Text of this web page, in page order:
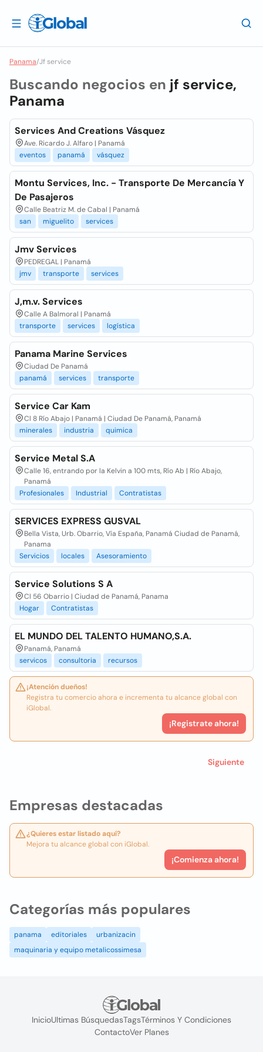
Panama/Jf service
Empresas destacadas
¿Quieres estar listado aquí?
Mejora tu alcance global con iGlobal.
¡Comienza ahora!
Buscando negocios en jf service,
Panama
Services And Creations Vásquez
Ave. Ricardo J. Alfaro | Panamá
eventos
panamá vásquez
Montu Services, Inc. - Transporte De Mercancía Y
De Pasajeros
Calle Beatriz M. de Cabal | Panamá
san
miguelito services
Jmv Services
PEDREGAL | Panamá
jmv
transporte services
J,m.v. Services
Calle A Balmoral | Panamá
transporte
services logística
Panama Marine Services
Ciudad De Panamá
panamá
services transporte
Service Car Kam
Cl 8 Río Abajo | Panamá | Ciudad De Panamá, Panamá
minerales
industria quimica
Service Metal S.A
Calle 16, entrando por la Kelvin a 100 mts, Río Ab | Río Abajo,
Panamá
Profesionales
Industrial Contratistas
SERVICES EXPRESS GUSVAL
Bella Vista, Urb. Obarrio, Vía España, Panamá Ciudad de Panamá,
Panama
Servicios
locales Asesoramiento
Service Solutions S A
Cl 56 Obarrio | Ciudad de Panamá, Panama
Hogar
Contratistas
EL MUNDO DEL TALENTO HUMANO,S.A.
Panamá, Panamá
servicos
consultoria recursos
¡Atención dueños!
Registra tu comercio ahora e incrementa tu alcance global con
iGlobal.
¡Registrate ahora!
Siguiente
Categorías más populares
panama editoriales
urbanizacin
maquinaria y equipo metalicossimesa
InicioUltimas BúsquedasTagsTérminos Y Condiciones
ContactoVer Planes